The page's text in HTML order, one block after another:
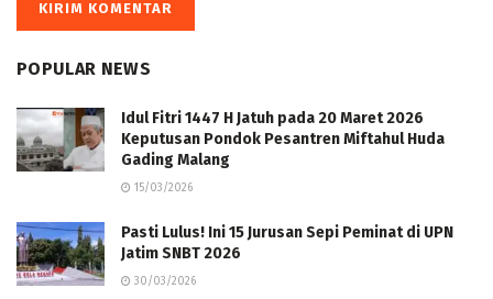
POPULAR NEWS
Idul Fitri 1447 H Jatuh pada 20 Maret 2026
Keputusan Pondok Pesantren Miftahul Huda
Gading Malang
15/03/2026
Pasti Lulus! Ini 15 Jurusan Sepi Peminat di UPN
Jatim SNBT 2026
30/03/2026